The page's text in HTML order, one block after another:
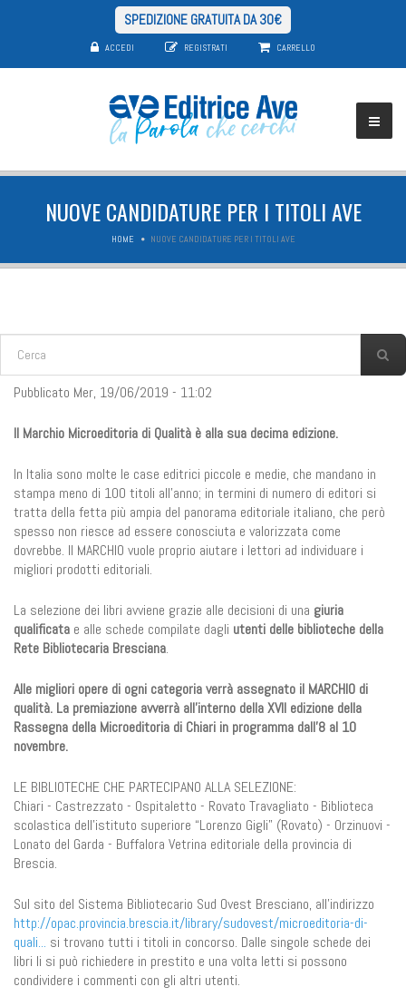
SPEDIZIONE GRATUITA DA 30€
ACCEDI REGISTRATI CARRELLO
NUOVE CANDIDATURE PER I TITOLI AVE
HOME NUOVE CANDIDATURE PER I TITOLI AVE
FORM DI RICERCA
Pubblicato Mer, 19/06/2019 - 11:02
Il Marchio Microeditoria di Qualità è alla sua decima edizione.
In Italia sono molte le case editrici piccole e medie, che mandano in
stampa meno di 100 titoli all’anno; in termini di numero di editori si
tratta della fetta più ampia del panorama editoriale italiano, che però
spesso non riesce ad essere conosciuta e valorizzata come
dovrebbe. Il MARCHIO vuole proprio aiutare i lettori ad individuare i
migliori prodotti editoriali.
La selezione dei libri avviene grazie alle decisioni di una giuria
qualificata e alle schede compilate dagli utenti delle biblioteche della
Rete Bibliotecaria Bresciana.
Alle migliori opere di ogni categoria verrà assegnato il MARCHIO di
qualità. La premiazione avverrà all’interno della XVII edizione della
Rassegna della Microeditoria di Chiari in programma dall’8 al 10
novembre.
LE BIBLIOTECHE CHE PARTECIPANO ALLA SELEZIONE:
Chiari - Castrezzato - Ospitaletto - Rovato Travagliato - Biblioteca
scolastica dell’istituto superiore “Lorenzo Gigli” (Rovato) - Orzinuovi -
Lonato del Garda - Buffalora Vetrina editoriale della provincia di
Brescia.
Sul sito del Sistema Bibliotecario Sud Ovest Bresciano, all’indirizzo
http://opac.provincia.brescia.it/library/sudovest/microeditoria-di-
quali... si trovano tutti i titoli in concorso. Dalle singole schede dei
libri li si può richiedere in prestito e una volta letti si possono
condividere i commenti con gli altri utenti.